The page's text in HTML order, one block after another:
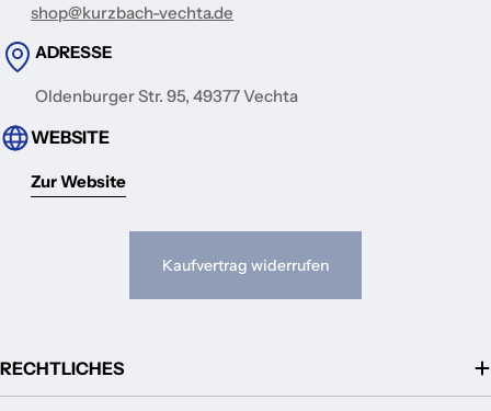
shop@kurzbach-vechta.de
ADRESSE
Oldenburger Str. 95, 49377 Vechta
WEBSITE
Zur Website
Kaufvertrag widerrufen
RECHTLICHES